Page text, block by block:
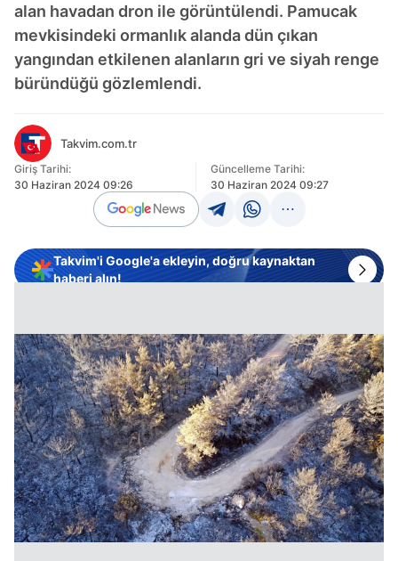
alan havadan dron ile görüntülendi. Pamucak
mevkisindeki ormanlık alanda dün çıkan
yangından etkilenen alanların gri ve siyah renge
büründüğü gözlemlendi.
Takvim.com.tr
Giriş Tarihi:
30 Haziran 2024 09:26
Güncelleme Tarihi:
30 Haziran 2024 09:27
Takvim'i Google'a ekleyin, doğru kaynaktan
haberi alın!